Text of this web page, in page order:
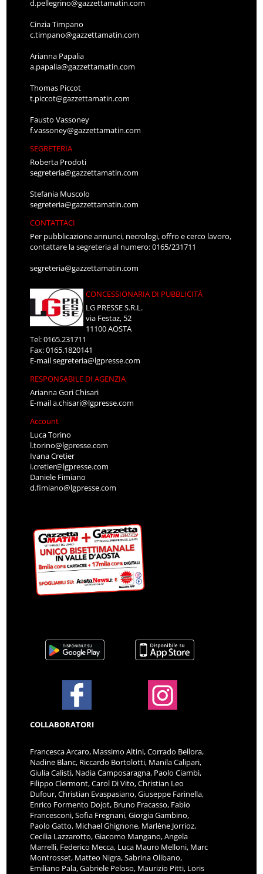
d.pellegrino@gazzettamatin.com
Cinzia Timpano
c.timpano@gazzettamatin.com
Arianna Papalia
a.papalia@gazzettamatin.com
Thomas Piccot
t.piccot@gazzettamatin.com
Fausto Vassoney
f.vassoney@gazzettamatin.com
SEGRETERIA
Roberta Prodoti
segreteria@gazzettamatin.com
Stefania Muscolo
segreteria@gazzettamatin.com
CONTATTACI
Per pubblicazione annunci, necrologi, offro e cerco lavoro,
contattare la segreteria al numero: 0165/231711
segreteria@gazzettamatin.com
CONCESSIONARIA DI PUBBLICITÀ
LG PRESSE S.R.L.
via Festaz, 52
11100 AOSTA
Tel: 0165.231711
Fax: 0165.1820141
E-mailsegreteria@lgpresse.com
RESPONSABILE DI AGENZIA
Arianna Gori Chisari
E-maila.chisari@lgpresse.com
Account
Luca Torino
l.torino@lgpresse.com
Ivana Cretier
i.cretier@lgpresse.com
Daniele Fimiano
d.fimiano@lgpresse.com
COLLABORATORI
Francesca Arcaro, Massimo Altini, Corrado Bellora,
Nadine Blanc, Riccardo Bortolotti, Manila Calipari,
Giulia Calisti, Nadia Camposaragna, Paolo Ciambi,
Filippo Clermont, Carol Di Vito, Christian Leo
Dufour, Christian Evaspasiano, Giuseppe Farinella,
Enrico Formento Dojot, Bruno Fracasso, Fabio
Francesconi, Sofia Fregnani, Giorgia Gambino,
Paolo Gatto, Michael Ghignone, Marlène Jorrioz,
Cecilia Lazzarotto, Giacomo Mangano, Angela
Marrelli, Federico Mecca, Luca Mauro Melloni, Marc
Montrosset, Matteo Nigra, Sabrina Olibano,
Emiliano Pala, Gabriele Peloso, Maurizio Pitti, Loris